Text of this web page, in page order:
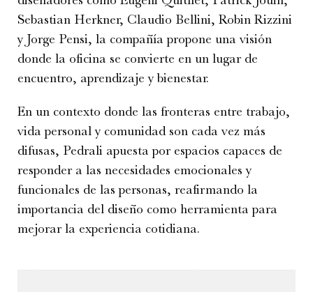
Sebastian Herkner, Claudio Bellini, Robin Rizzini
y Jorge Pensi, la compañía propone una visión
donde la oficina se convierte en un lugar de
encuentro, aprendizaje y bienestar.
En un contexto donde las fronteras entre trabajo,
vida personal y comunidad son cada vez más
difusas, Pedrali apuesta por espacios capaces de
responder a las necesidades emocionales y
funcionales de las personas, reafirmando la
importancia del diseño como herramienta para
mejorar la experiencia cotidiana.